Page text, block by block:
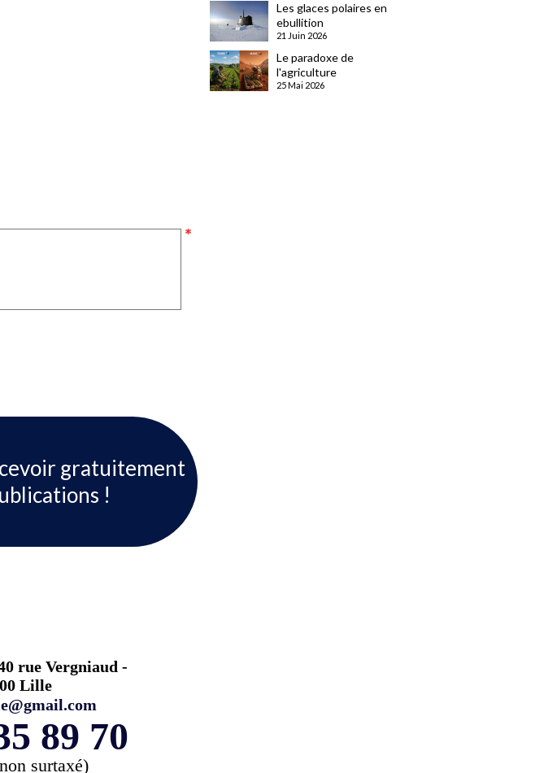
Les glaces polaires en
ebullition
21 Juin 2026
Le paradoxe de
l'agriculture
25 Mai 2026
gratuitement
!
rue Vergniaud -
Lille
89 70
surtaxé)